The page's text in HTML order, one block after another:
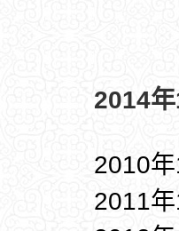
2014
2010
2011